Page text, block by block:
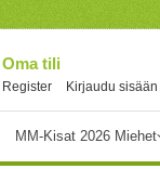
Oma tili
Register Kirjaudu sisään
MM-Kisat 2026 Miehet